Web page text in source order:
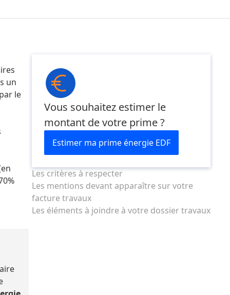
un
le
Vous souhaitez estimer le
montant de votre prime ?
Estimer ma prime énergie EDF
Les critères à respecter
Les mentions devant apparaître sur votre
facture travaux
Les éléments à joindre à votre dossier travaux